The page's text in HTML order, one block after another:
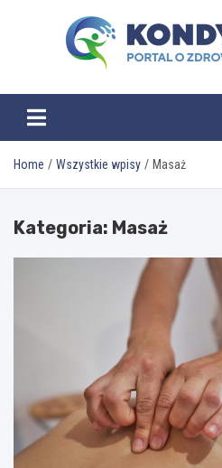
kondycja.pl
Home Wszystkie wpisy Masaż
Kategoria: Masaż